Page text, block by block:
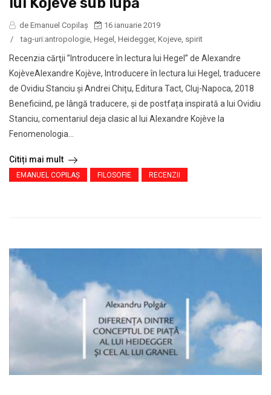
de Emanuel Copilaș
16 ianuarie 2019
/
tag-uri:antropologie, Hegel , Heidegger, Kojeve, spirit
Recenzia cărţii ”Introducere în lectura lui Hegel” de Alexandre
KojèveAlexandre Kojève, Introducere în lectura lui Hegel, traducere
de Ovidiu Stanciu și Andrei Chițu, Editura Tact, Cluj-Napoca, 2018
Beneficiind, pe lângă traducere, și de postfața inspirată a lui Ovidiu
Stanciu, comentariul deja clasic al lui Alexandre Kojève la
Fenomenologia...
Citiți mai mult
EMANUEL COPILAȘ FILOSOFIE RECENZII